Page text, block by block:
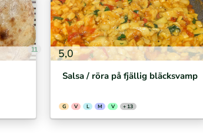
11 5,0
Salsa / röra på fjällig bläcksvamp
G V L M V + 13